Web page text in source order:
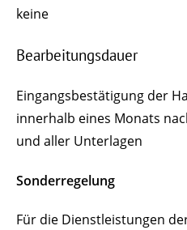
keine
Bearbeitungsdauer
Eingangsbestätigung der
innerhalb eines Monats
und aller Unterlagen
Sonderregelung
Für die Dienstleistungen